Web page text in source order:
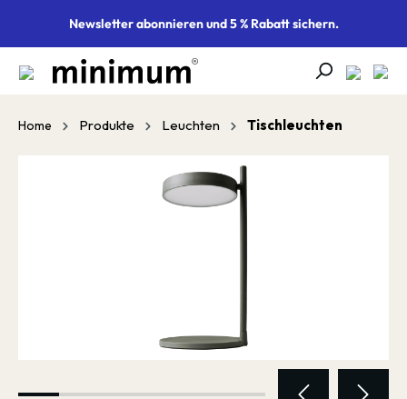
springenNewsletter abonnieren und 5 % Rabatt sichern.
Home Produkte Leuchten Tischleuchten